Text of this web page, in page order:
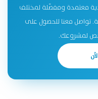
معتمدة ومفصّلة لمختلف
947 دراسة ناجحة. تواصل معنا للحصول على
لمشروعك.